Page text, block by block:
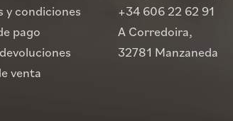
y condiciones
pago
venta
+34 606 22 62 91
A Corredoira,
32781 Manzaneda